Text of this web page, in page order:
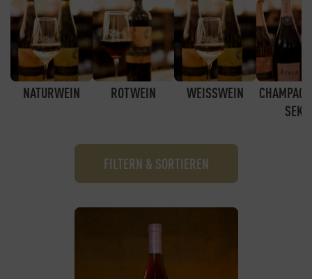
NATURWEIN ROTWEIN WEISSWEIN
SEKT
FILTERN & SORTIEREN